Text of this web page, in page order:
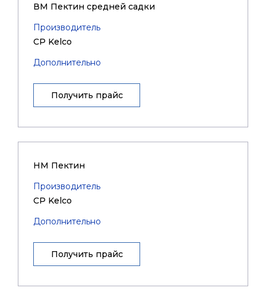
ВМ Пектин средней садки
Производитель
CP Kelco
Дополнительно
Получить прайс
НМ Пектин
Производитель
CP Kelco
Дополнительно
Получить прайс